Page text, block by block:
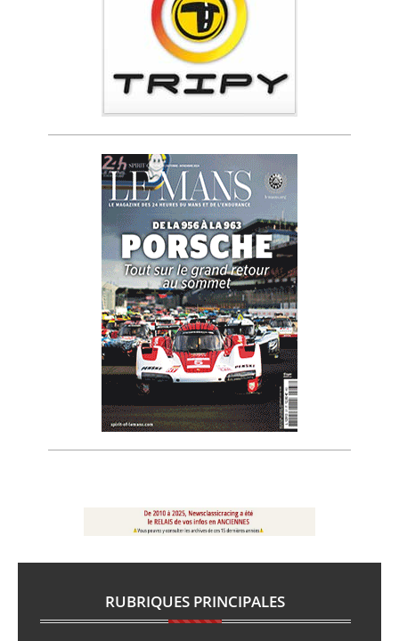
RUBRIQUES PRINCIPALES